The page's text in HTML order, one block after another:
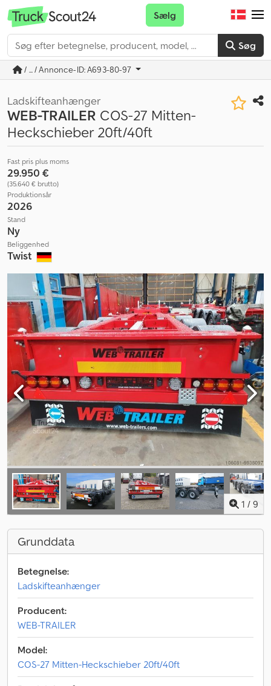
Søg
Sælg
/ ... / Annonce-ID: A693-80-97
Ladskifteanhænger
WEB-TRAILER COS-27 Mitten-
Heckschieber 20ft/40ft
Fast pris plus moms
29.950 €
(35.640 € brutto)
Produktionsår
2026
Stand
Ny
Beliggenhed
Twist
1 / 9
Grunddata
Betegnelse:
Ladskifteanhænger
Producent:
WEB-TRAILER
Model:
COS-27 Mitten-Heckschieber 20ft/40ft